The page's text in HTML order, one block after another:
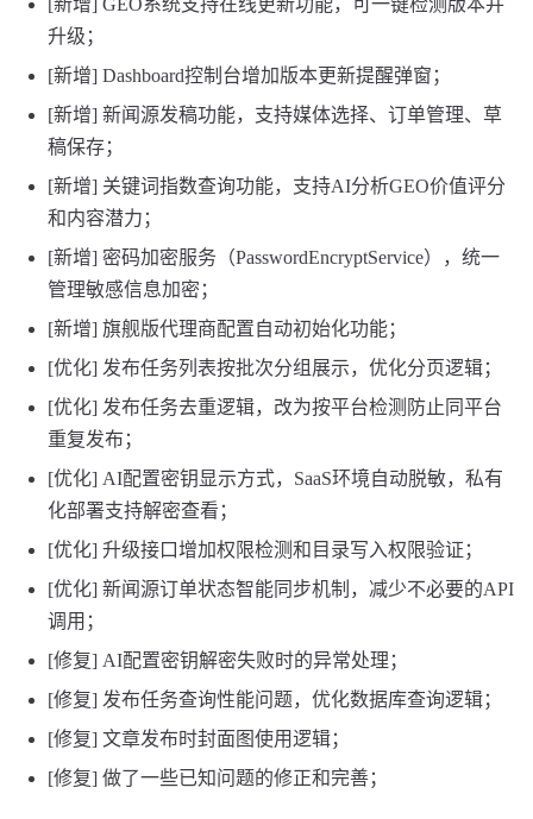
[新增] GEO系统支持在线更新功能，可一键检测版本并
升级；
[新增] Dashboard控制台增加版本更新提醒弹窗；
[新增] 新闻源发稿功能，支持媒体选择、订单管理、草
稿保存；
[新增] 关键词指数查询功能，支持AI分析GEO价值评分
和内容潜力；
[新增] 密码加密服务（PasswordEncryptService），统一
管理敏感信息加密；
[新增] 旗舰版代理商配置自动初始化功能；
[优化] 发布任务列表按批次分组展示，优化分页逻辑；
[优化] 发布任务去重逻辑，改为按平台检测防止同平台
重复发布；
[优化] AI配置密钥显示方式，SaaS环境自动脱敏，私有
化部署支持解密查看；
[优化] 升级接口增加权限检测和目录写入权限验证；
[优化] 新闻源订单状态智能同步机制，减少不必要的API
调用；
[修复] AI配置密钥解密失败时的异常处理；
[修复] 发布任务查询性能问题，优化数据库查询逻辑；
[修复] 文章发布时封面图使用逻辑；
[修复] 做了一些已知问题的修正和完善；